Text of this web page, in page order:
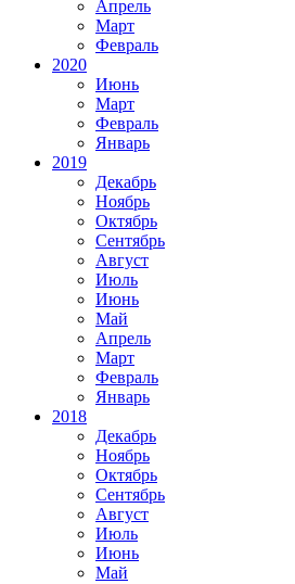
Апрель
Март
Февраль
2020
Июнь
Март
Февраль
Январь
2019
Декабрь
Ноябрь
Октябрь
Сентябрь
Август
Июль
Июнь
Май
Апрель
Март
Февраль
Январь
2018
Декабрь
Ноябрь
Октябрь
Сентябрь
Август
Июль
Июнь
Май